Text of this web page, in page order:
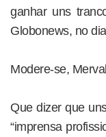
ganhar uns
Globonews, no
Modere-se,
Que dizer que
“imprensa